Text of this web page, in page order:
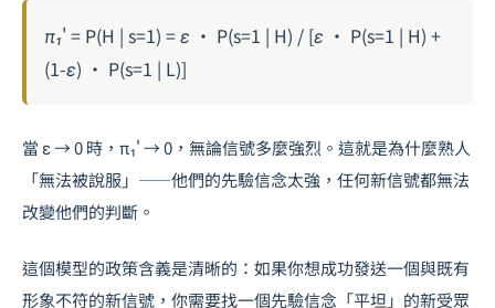
π₁' = P(H | s=1) = ε · P(s=1 | H) / [ε · P(s=1 | H) +
(1-ε) · P(s=1 | L)]
當 ε → 0 時，π₁' → 0，無論信號多麼強烈。這就是為什麼熟人
「無法被說服」——他們的先驗信念太強，任何新信號都無法
改變他們的判斷。
這個模型的政策含義是清晰的：如果你想成功發送一個與既有
形象不符的新信號，你需要找一個先驗信念「平坦」的新受眾